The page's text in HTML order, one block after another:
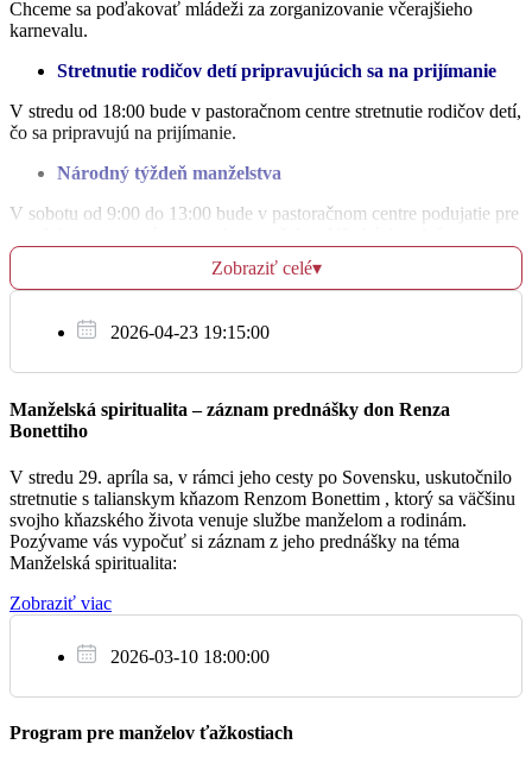
18:00
+ Mária Lehotská, Špalek Štefan Rozália a syn
Fars.kost./ slov.
Št
9.2.
18:00
+ Jozej a Mária
10.2.
18:00
Za živých i + členov ružencového bratstva
Fars.kost./ slov.
So
11.2.
+ Irena
Chceme sa poďakovať mládeži za zorganizovanie včerajšieho
karnevalu.
Stretnutie rodičov detí pripravujúcich sa na prijímanie
V stredu od 18:00 bude v pastoračnom centre stretnutie rodičov detí,
čo sa pripravujú na prijímanie.
Národný týždeň manželstva
V sobotu od 9:00 do 13:00 bude v pastoračnom centre podujatie pre
pozývame.
Medzinárodný deň modlitby a povedomia o obchodovaní
s ľuďmi
a to pri príležitosti liturgickej spomienky sv. Bakhity. Svätý Otec
František vyhlásil tento deň za Medzinárodný deň modlitby a
povedomia o obchodovaní s ľuďmi. Modlitbové pásmo sa bude
vysielať na Rádiu Lumen o 21:00 hodine.
Svetový deň chorých
Pri príležitosti Svetového dňa chorých bude otec arcibiskup sláviť v
piatok o 16:00 svätú omšu v Kostole Návštevy Panny Márie pri
kláštore a nemocnici milosrdných bratov. Srdečne pozývame na túto
o chorých s láskou starajú.
Svetlo pre Ukrajinu
Bratislavská charita vyhlasuje materiálnu zbierku Svetlo pre
powerbank (záložný zdroj energie) pre najviac postihnuté oblasti
Zobraziť celé▾
2026-04-23 19:15:00
Manželská spiritualita – záznam prednášky don Renza
Bonettiho
V stredu 29. apríla sa, v rámci jeho cesty po Sovensku, uskutočnilo
stretnutie s talianskym kňazom Renzom Bonettim , ktorý sa väčšinu
svojho kňazského života venuje službe manželom a rodinám.
Pozývame vás vypočuť si záznam z jeho prednášky na téma
Manželská spiritualita:
Zobraziť viac
2026-03-10 18:00:00
Program pre manželov ťažkostiach